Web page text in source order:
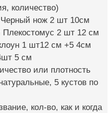
количество)
нож 2 шт 10см
2 шт 12 см
1 шт12 см +5 4см
5 см
или плотность
5 кустов по
кол-во, как и когда